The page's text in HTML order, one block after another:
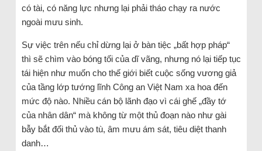
có tài, có năng lực nhưng lại phải tháo chạy ra nước
ngoài mưu sinh.
Sự việc trên nếu chỉ dừng lại ở bàn tiệc „bất hợp pháp“
thì sẽ chìm vào bóng tối của dĩ vãng, nhưng nó lại tiếp tục
tái hiện như muốn cho thế giới biết cuộc sống vương giả
của tầng lớp tướng lĩnh Công an Việt Nam xa hoa đến
mức độ nào. Nhiều cán bộ lãnh đạo vì cái ghế „đầy tớ
của nhân dân“ mà không từ một thủ đoạn nào như gài
bẫy bắt đối thủ vào tù, âm mưu ám sát, tiêu diệt thanh
danh…